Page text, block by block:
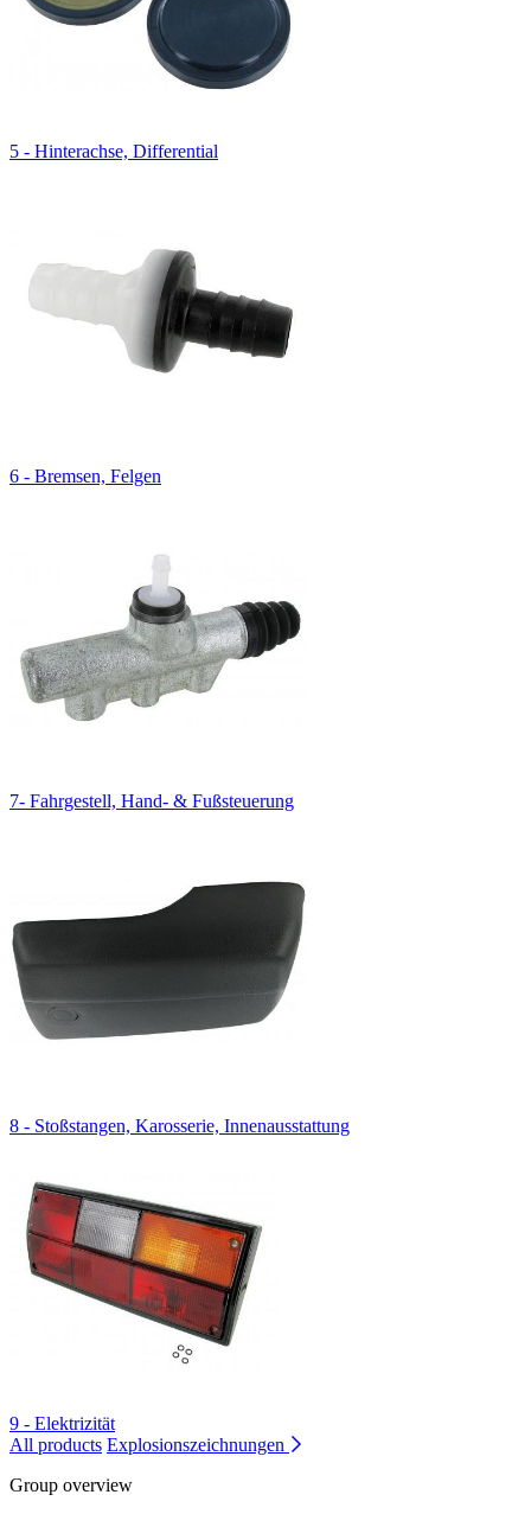
5 - Hinterachse, Differential
6 - Bremsen, Felgen
7- Fahrgestell, Hand- & Fußsteuerung
8 - Stoßstangen, Karosserie, Innenausstattung
9 - Elektrizität
All products Explosionszeichnungen
Group overview